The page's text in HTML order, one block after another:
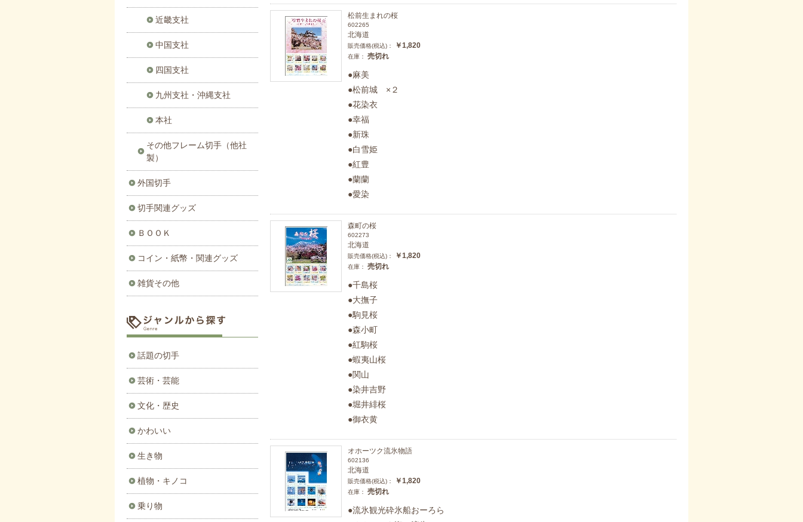
松前生まれの桜
602265
北海道
販売価格(税込)： ￥1,820
在庫： 売切れ
●麻美
●松前城 ×２
●花染衣
●幸福
●新珠
●白雪姫
●紅豊
●蘭蘭
●愛染
森町の桜
602273
北海道
販売価格(税込)： ￥1,820
在庫： 売切れ
●千島桜
●大撫子
●駒見桜
●森小町
●紅駒桜
●蝦夷山桜
●関山
●染井吉野
●堀井緋桜
●御衣黄
オホーツク流氷物語
602136
北海道
販売価格(税込)： ￥1,820
在庫： 売切れ
●流氷観光砕氷船おーろら
近畿支社
中国支社
四国支社
九州支社・沖縄支社
本社
その他フレーム切手（他社
製）
外国切手
切手関連グッズ
ＢＯＯＫ
コイン・紙幣・関連グッズ
雑貨その他
話題の切手
芸術・芸能
文化・歴史
かわいい
生き物
植物・キノコ
乗り物